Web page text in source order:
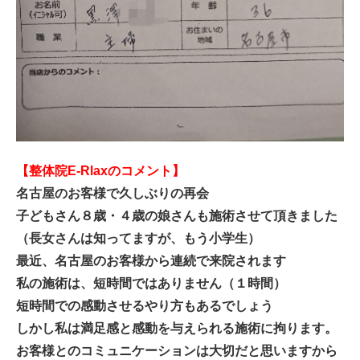
【整体院E-Rlaxのコメント】
名古屋のお客様で久しぶりの再会
子どもさん８歳・４歳の娘さんも施術させて頂きました
（長女さんは知ってますが、もう小学生）
最近、名古屋のお客様から連続で来院されます
私の施術は、短時間ではありません（１時間）
短時間での感動させるやり方もあるでしょう
しかし私は満足感と感動を与えられる施術に拘ります。
お客様とのコミュニケーションは大切だと思いますから